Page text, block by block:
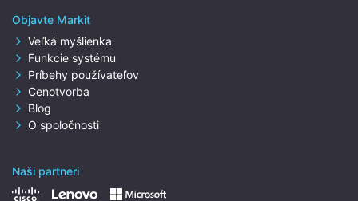
Objavte Markit
Veľká myšlienka
Funkcie systému
Príbehy používateľov
Cenotvorba
Blog
O spoločnosti
Naši partneri